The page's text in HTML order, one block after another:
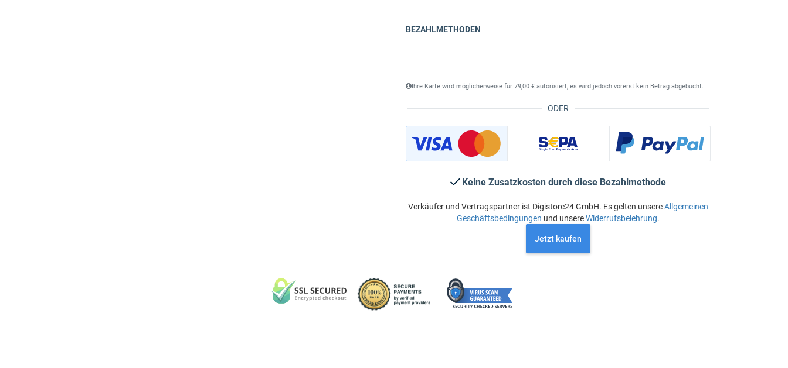
Ihre Karte wird möglicherweise für 79,00 € autorisiert, es wird jedoch vorerst kein Betrag abgebucht.
ODER
BEZAHLMETHODEN
Keine Zusatzkosten durch diese Bezahlmethode
Verkäufer und Vertragspartner ist Digistore24 GmbH. Es gelten unsereAllgemeinen
Geschäftsbedingungen und unsereWiderrufsbelehrung.
Jetzt kaufen